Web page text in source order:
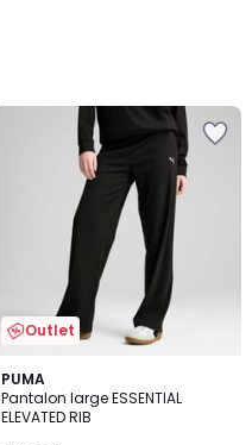
Outlet
PUMA
Pantalon large ESSENTIAL
ELEVATED RIB
4
/
5